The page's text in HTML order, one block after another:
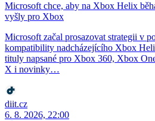
Microsoft chce, aby na Xbox Helix
vyšly pro Xbox
Microsoft začal prosazovat strategii v
kompatibility nadcházejícího Xbox
tituly napsané pro Xbox 360, Xbox
X i novinky…
diit.cz
6. 8. 2026, 22:00